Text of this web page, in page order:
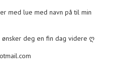
med lue med navn på til min
ønsker deg en fin dag videre ღ